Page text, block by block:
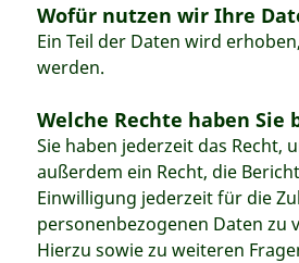
Wofür nutzen wir Ihre
Ein Teil der Daten wird
werden.
Welche Rechte haben
Sie haben jederzeit das
außerdem ein Recht, die
Einwilligung jederzeit für die
personenbezogenen Daten zu
Hierzu sowie zu weiteren